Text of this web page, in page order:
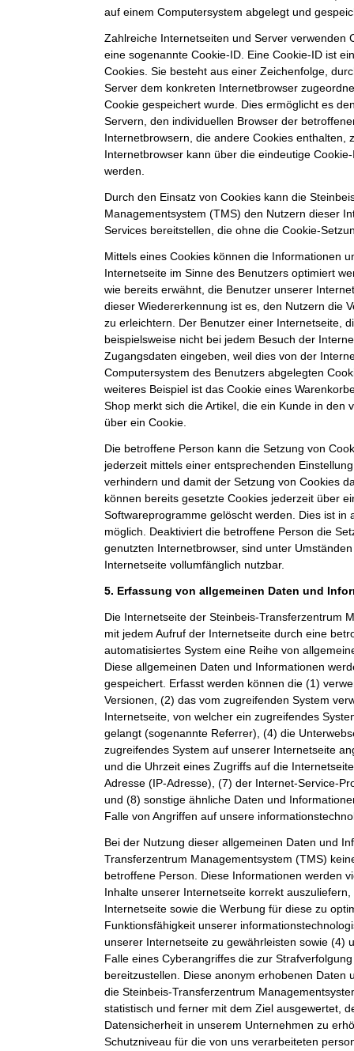
auf einem Computersystem abgelegt und
Zahlreiche Internetseiten und Server verwenden
eine sogenannte Cookie-ID. Eine Cookie-ID ist
Cookies. Sie besteht aus einer Zeichenfolge,
Server dem konkreten Internetbrowser
Cookie gespeichert wurde. Dies ermöglicht es
Servern, den individuellen Browser der
Internetbrowsern, die andere Cookies enthalten,
Internetbrowser kann über die eindeutige
werden.
Durch den Einsatz von Cookies kann die
Managementsystem (TMS) den Nutzern dieser
Services bereitstellen, die ohne die Cookie-
Mittels eines Cookies können die Informationen
Internetseite im Sinne des Benutzers optimiert
wie bereits erwähnt, die Benutzer unserer
dieser Wiedererkennung ist es, den Nutzern die
zu erleichtern. Der Benutzer einer Internetseite,
beispielsweise nicht bei jedem Besuch der
Zugangsdaten eingeben, weil dies von der
Computersystem des Benutzers abgelegten
weiteres Beispiel ist das Cookie eines
Shop merkt sich die Artikel, die ein Kunde in den
über ein Cookie.
Die betroffene Person kann die Setzung von
jederzeit mittels einer entsprechenden
verhindern und damit der Setzung von Cookies
können bereits gesetzte Cookies jederzeit über
Softwareprogramme gelöscht werden. Dies ist in
möglich. Deaktiviert die betroffene Person die
genutzten Internetbrowser, sind unter
Internetseite vollumfänglich nutzbar.
5. Erfassung von allgemeinen Daten und
Die Internetseite der Steinbeis-Transferzentrum
mit jedem Aufruf der Internetseite durch eine
automatisiertes System eine Reihe von
Diese allgemeinen Daten und Informationen
gespeichert. Erfasst werden können die (1)
Versionen, (2) das vom zugreifenden System
Internetseite, von welcher ein zugreifendes
gelangt (sogenannte Referrer), (4) die
zugreifendes System auf unserer Internetseite
und die Uhrzeit eines Zugriffs auf die
Adresse (IP-Adresse), (7) der Internet-Service-
und (8) sonstige ähnliche Daten und
Falle von Angriffen auf unsere
Bei der Nutzung dieser allgemeinen Daten und
Transferzentrum Managementsystem (TMS)
betroffene Person. Diese Informationen werden
Inhalte unserer Internetseite korrekt
Internetseite sowie die Werbung für diese zu
Funktionsfähigkeit unserer
unserer Internetseite zu gewährleisten sowie (4)
Falle eines Cyberangriffes die zur
bereitzustellen. Diese anonym erhobenen Daten
die Steinbeis-Transferzentrum
statistisch und ferner mit dem Ziel ausgewertet,
Datensicherheit in unserem Unternehmen zu
Schutzniveau für die von uns verarbeiteten